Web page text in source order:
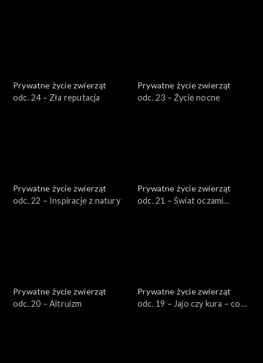
Prywatne życie zwierząt
odc. 24 – Zła reputacja
Prywatne życie zwierząt
odc. 23 – Życie nocne
Prywatne życie zwierząt
odc. 22 – Inspiracje z natury
Prywatne życie zwierząt
odc. 21 – Świat oczami
Prywatne życie zwierząt
odc. 20 – Altruizm
Prywatne życie zwierząt
odc. 19 – Jajo czy kura – co